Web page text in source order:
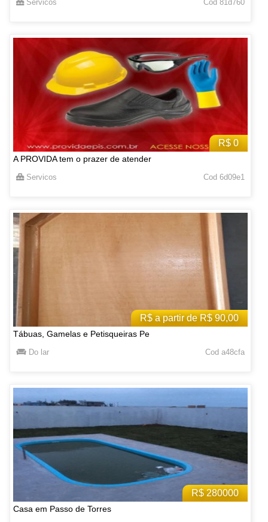
Servicos Cod 81d760
R$ 0
A PROVIDA tem o prazer de atender
Servicos Cod 6d09e1
R$ a partir de R$ 90,00
Tábuas, Gamelas e Petisqueiras Pe
Do lar Cod a48cfa
R$ 280000
Casa em Passo de Torres